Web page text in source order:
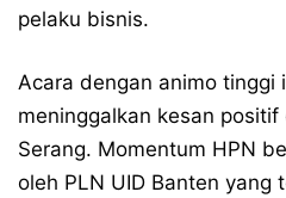
pelaku bisnis.
Acara dengan animo tinggi
meninggalkan kesan positif
Serang. Momentum HPN
oleh PLN UID Banten yang